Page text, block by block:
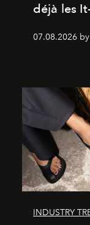
déjà les
07.08.2026
INDUSTRY